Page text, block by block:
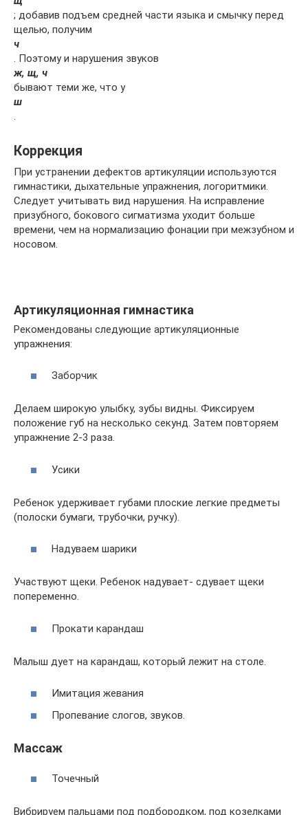
; добавив подъем средней части языка и смычку перед
щелью, получим
ч
. Поэтому и нарушения звуков
ж, щ, ч
бывают теми же, что у
ш
Коррекция
При устранении дефектов артикуляции используются
гимнастики, дыхательные упражнения, логоритмики.
Следует учитывать вид нарушения. На исправление
призубного, бокового сигматизма уходит больше
времени, чем на нормализацию фонации при межзубном и
носовом.
Артикуляционная гимнастика
Рекомендованы следующие артикуляционные
упражнения:
Заборчик
Делаем широкую улыбку, зубы видны. Фиксируем
положение губ на несколько секунд. Затем повторяем
упражнение 2-3 раза.
Усики
Ребенок удерживает губами плоские легкие предметы
(полоски бумаги, трубочки, ручку).
Надуваем шарики
Участвуют щеки. Ребенок надувает- сдувает щеки
попеременно.
Прокати карандаш
Малыш дует на карандаш, который лежит на столе.
Имитация жевания
Пропевание слогов, звуков.
Массаж
Точечный
Вибрируем пальцами под подбородком, под козелками